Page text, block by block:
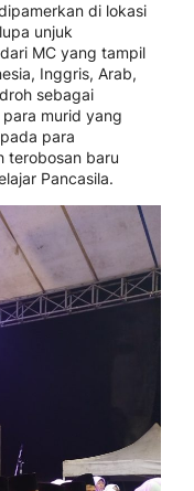
di lokasi
unjuk
MC yang tampil
Inggris, Arab,
sebagai
murid yang
para
terobosan baru
Pancasila.